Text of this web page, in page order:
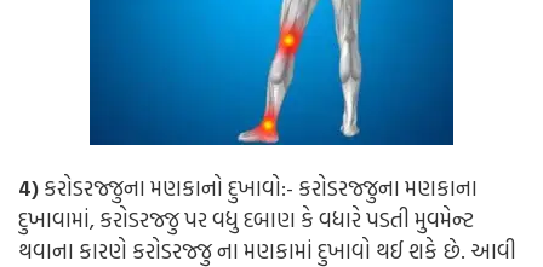
4)કરોડરજ્જુના મણકાનો દુખાવો:- કરોડરજ્જુના મણકાના
દુખાવામાં, કરોડરજ્જુ પર વધુ દબાણ કે વધારે પડતી મુવમેન્ટ
થવાના કારણે કરોડરજ્જુ ના મણકામાં દુખાવો થઈ શકે છે. આવી